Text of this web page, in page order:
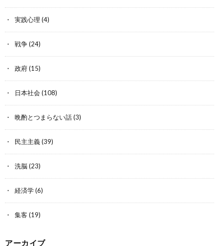
実践心理 (4)
戦争(24)
政府(15)
日本社会 (108)
晩酌とつまらない話(3)
民主主義(39)
洗脳(23)
経済学(6)
集客 (19)
アーカイブ